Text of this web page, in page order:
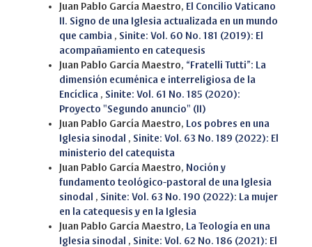
Juan Pablo García Maestro, El Concilio Vaticano
II. Signo de una Iglesia actualizada en un mundo
que cambia , Sinite: Vol. 60 No. 181 (2019): El
acompañamiento en catequesis
Juan Pablo García Maestro, “Fratelli Tutti”: La
dimensión ecuménica e interreligiosa de la
Encíclica , Sinite: Vol. 61 No. 185 (2020):
Proyecto "Segundo anuncio" (II)
Juan Pablo García Maestro, Los pobres en una
Iglesia sinodal , Sinite: Vol. 63 No. 189 (2022): El
ministerio del catequista
Juan Pablo García Maestro, Noción y
fundamento teológico-pastoral de una Iglesia
sinodal , Sinite: Vol. 63 No. 190 (2022): La mujer
en la catequesis y en la Iglesia
Juan Pablo García Maestro, La Teología en una
Iglesia sinodal , Sinite: Vol. 62 No. 186 (2021): El